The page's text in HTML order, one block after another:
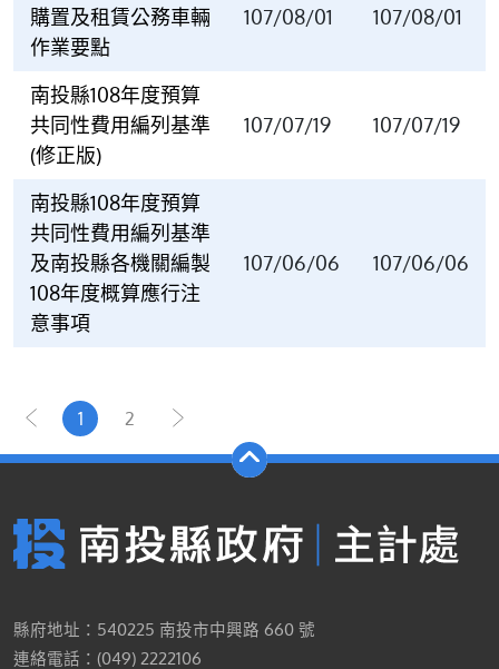
購置及租賃公務車輛
作業要點
107/08/01 107/08/01
南投縣108年度預算
共同性費用編列基準
(修正版)
107/07/19 107/07/19
南投縣108年度預算
共同性費用編列基準
及南投縣各機關編製
108年度概算應行注
意事項
107/06/06 107/06/06
1 2
縣府地址：540225 南投市中興路 660 號
連絡電話：(049) 2222106